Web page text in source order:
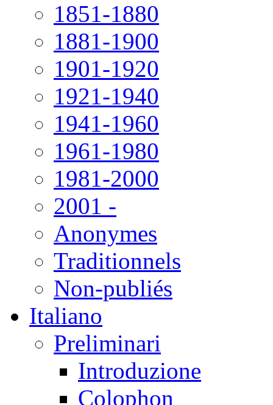
1851-1880
1881-1900
1901-1920
1921-1940
1941-1960
1961-1980
1981-2000
2001 -
Anonymes
Traditionnels
Non-publiés
Italiano
Preliminari
Introduzione
Colophon